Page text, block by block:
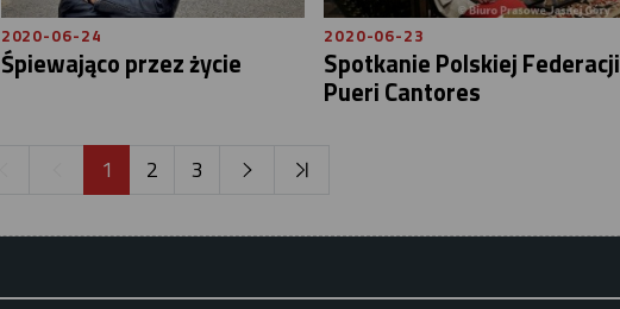
2020-06-24
Śpiewająco przez życie
2020-06-23
Spotkanie Polskiej Federacji
Pueri Cantores
1 2 3